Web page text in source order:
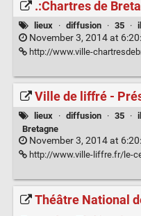
.:Chartres de
lieux · diffusion · 35 ·
November 3, 2014 at
http://www.ville-
Ville de liffré -
lieux · diffusion · 35 ·
Bretagne
November 3, 2014 at
http://www.ville-liffre.fr/le-
Théâtre National